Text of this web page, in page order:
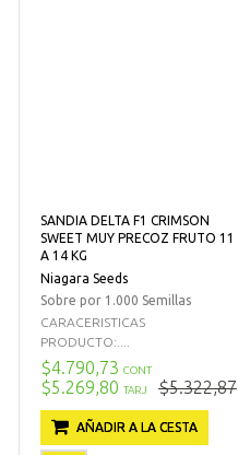
SANDIA DELTA F1 CRIMSON
SWEET MUY PRECOZ FRUTO 11
A 14 KG
Niagara Seeds
Sobre por 1.000 Semillas
CARACERISTICAS
PRODUCTO:....
$4.790,73 CONT
$5.269,80 TARJ $5.322,87
AÑADIR A LA CESTA